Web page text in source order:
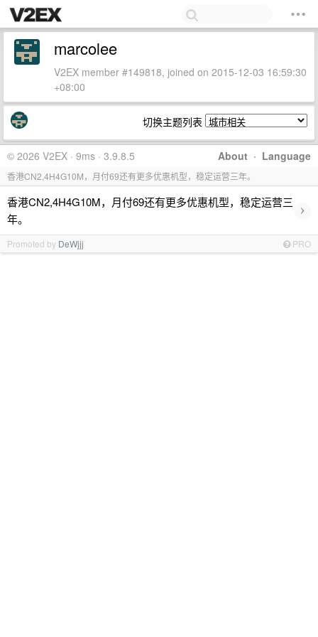
marcolee
V2EX member #149818, joined on 2015-12-03 16:59:30
+08:00
切换主题列表
About · Language
© 2026 V2EX · 9ms · 3.9.8.5
香港CN2,4H4G10M，月付69还有更多优惠机型，稳定运营三年。
香港CN2,4H4G10M，月付69还有更多优惠机型，稳定运营三
年。
›
Promoted by DeWjjj PRO